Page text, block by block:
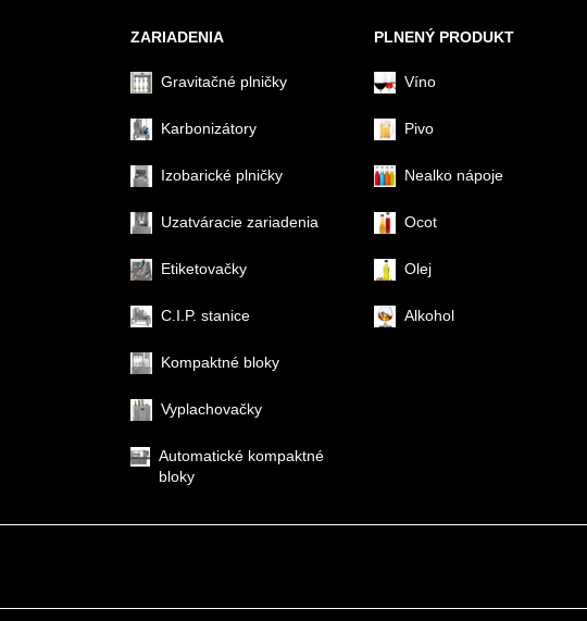
ZARIADENIA
Gravitačné plničky
Karbonizátory
Izobarické plničky
Uzatváracie zariadenia
Etiketovačky
C.I.P. stanice
Kompaktné bloky
Vyplachovačky
Automatické kompaktné
bloky
PLNENÝ PRODUKT
Víno
Pivo
Nealko nápoje
Ocot
Olej
Alkohol